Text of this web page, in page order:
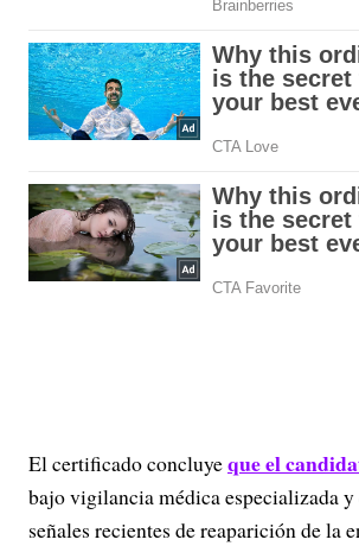
El certificado concluyeque el
bajo vigilancia médica especializada y
señales recientes de reaparición de la